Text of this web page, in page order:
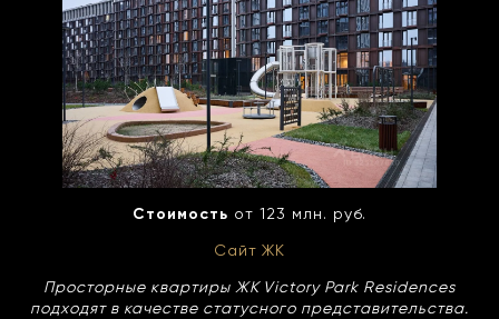
Стоимость от 123 млн. руб.
Сайт ЖК
Просторные квартиры ЖК Victory Park Residences
подходят в качестве статусного представительства.